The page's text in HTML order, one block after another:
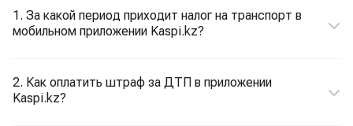
1. За какой период приходит налог на транспорт в
мобильном приложении Kaspi.kz?
2. Как оплатить штраф за ДТП в приложении
Kaspi.kz?